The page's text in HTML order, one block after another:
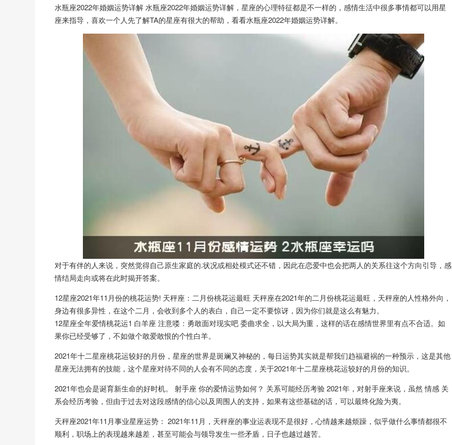
水瓶座2022年婚姻运势详解 水瓶座2022年婚姻运势详解，星座的心理特征都是不一样的，感情生活中很多事情都可以用星
座来指导，喜欢一个人先了解TA的星座有很大的帮助，看看水瓶座2022年婚姻运势详解。
对于有伴的人来说，突然觉得自己原生家庭的.状况或相处模式还不错，因此在恋爱中也会把两人的关系往这个方向引导，感
情结局走向或将在此时揭开答案。
12星座2021年11月份的桃花运势! 天秤座：二月份桃花运最旺 天秤座在2021年的二月份桃花运最旺，天秤座的人性格外向，
身边有很多异性，在这个二月，会收到多个人的表白，自己一定不要惊讶，因为你们就是这么有魅力。
12星座全年爱情桃花运1 白羊座 注意喽：勇敢面对现实吧 委曲求全，以大局为重，这样的话在感情世界里有点不合适。如
果你已经受够了，不如做个敢爱敢恨的个性白羊。
2021年十二星座桃花运较好的月份，星座的世界是斑斓又神秘的，每日运势其实就是帮我们趋福避祸的一种预示，这是其他
星座无法拥有的技能，这个星座对待不同的人会有不同的态度，关于2021年十二星座桃花运较好的月份的知识。
2021年也会是诞育新生命的好时机。 射手座 你的爱情运势如何？ 关系可能经历考验 2021年，对射手座来说，虽然 情感 关
系会经历考验，但由于过去对这段感情的信心以及周围人的支持，如果有这些基础的话，可以最终化险为夷。
天秤座2021年11月事业星座运势： 2021年11月，天秤座的事业运表现不是很好，心情越来越烦躁，似乎做什么事情都很不
顺利，职场上的表现越来越差，甚至可能会与领导发生一些矛盾，日子也越过越苦。